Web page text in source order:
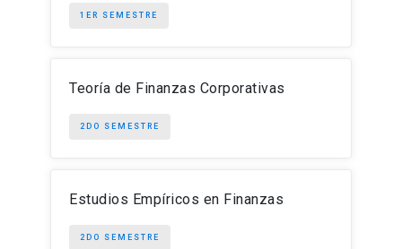
1ER SEMESTRE
Teoría de Finanzas Corporativas
2DO SEMESTRE
Estudios Empíricos en Finanzas
2DO SEMESTRE